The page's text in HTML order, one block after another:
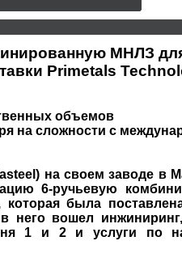
МНЛЗ
Primetals
объемов
на сложности с
на своем заводе в
6-ручьевую
была
него вошел
1 и 2 и услуги по